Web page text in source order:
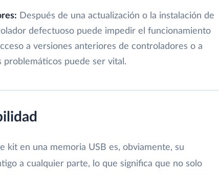
Después de una actualización o la instalación de
defectuoso puede impedir el funcionamiento
a versiones anteriores de controladores o a
problemáticos puede ser vital.
kit en una memoria USB es, obviamente, su
a cualquier parte, lo que significa que no solo